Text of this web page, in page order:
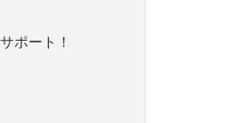
ポート！